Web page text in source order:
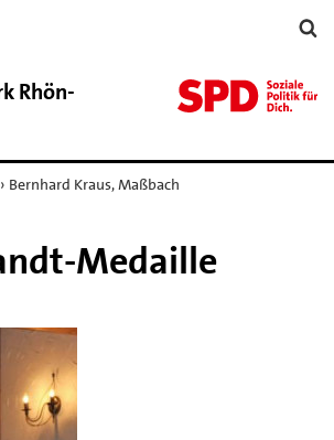
Rhön-​
› Bernhard Kraus, Maßbach
Medaille